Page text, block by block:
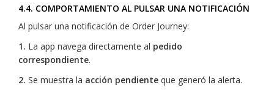
4.4. COMPORTAMIENTO AL PULSAR UNA NOTIFICACIÓN
Al pulsar una notificación de Order Journey:
1. La app navega directamente al pedido
correspondiente.
2. Se muestra la acción pendiente que generó la alerta.